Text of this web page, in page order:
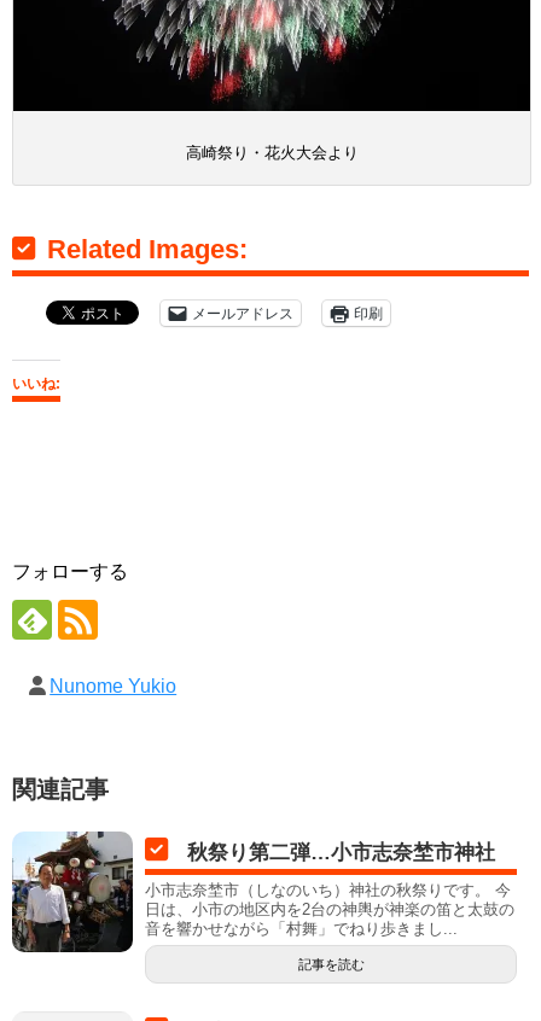
高崎祭り・花火大会より
Related Images:
メールアドレス 印刷
いいね:
フォローする
Nunome Yukio
関連記事
秋祭り第二弾…小市志奈埜市神社
小市志奈埜市（しなのいち）神社の秋祭りです。 今
日は、小市の地区内を2台の神輿が神楽の笛と太鼓の
音を響かせながら「村舞」でねり歩きまし...
記事を読む